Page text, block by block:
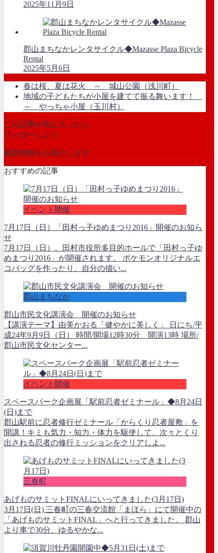
2025年11月9日
郡山まちなかレンタサイクル◆Mazasse Plaza Bicycle
Rental
2025年5月6日
春は桜、夏は花火 ～ 城山公園（浅川町）
地域の子どもたちが小屋を建てて振る舞います！
～ やっちゃ小屋（玉川村）
この記事が気に入ったら
フォローしよう
最新情報をお届けします
おすすめの記事
イベント開催
7月17日（日）「田村っ子ゆめまつり2016」開催のお知ら
せ
7月17日（日）、田村市役所多目的ホールで「田村っ子ゆ
めまつり2016」が開催されます。 ポケモンオリジナルエ
コバッグを作ったり、自分の描い...
郡山まちなか
郡山市民文化講演会 開催のお知らせ
【講演テーマ】由美かおる「健やかに美しく」 日にち/平
成24年9月9日（日） 時間/開場12時30分 開演13時 場所/
郡山市民文化センター...
イベント開催
スペースパーク企画展「駅前忍者ゼミナール」◆8月24日
(日)まで
郡山駅前に忍者修行ゼミナール「からくり忍者屋敷」を
開講！キミも気力・知力・体力を駆使して、次々とくり
出される忍者の修行ミッションをクリアしよ...
三春町
あげものサミットFINALにいってきました(3月17日)
3月17日(日) 三春町の三春交流館「まほら」にて開催中の
「あげものサミットFINAL」へと行ってきました。 郡山
より車で30分、ゆるやかな...